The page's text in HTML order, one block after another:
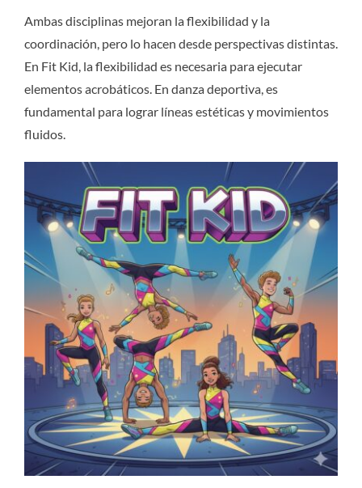
Ambas disciplinas mejoran la flexibilidad y la
coordinación, pero lo hacen desde perspectivas distintas.
En Fit Kid, la flexibilidad es necesaria para ejecutar
elementos acrobáticos. En danza deportiva, es
fundamental para lograr líneas estéticas y movimientos
fluidos.